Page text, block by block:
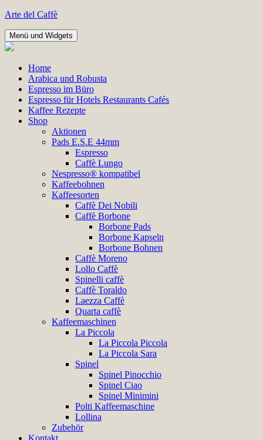
Zum
springen
Arte del Caffè
Menü und Widgets
Home
Arabica und Robusta
Espresso im Büro
Espresso für Hotels Restaurants Cafés
Kaffee Rezepte
Shop
Aktionen
Pads E.S.E 44mm
Espresso
Caffè Lungo
Nespresso® kompatibel
Kaffeebohnen
Kaffeesorten
Caffè Dei Nobili
Caffè Borbone
Borbone Pads
Borbone Kapseln
Borbone Bohnen
Caffè Moreno
Lollo Caffè
Spinelli caffè
Caffè Toraldo
Laezza Caffè
Quarta caffè
Kaffeemaschinen
La Piccola
La Piccola Piccola
La Piccola Sara
Spinel
Spinel Pinocchio
Spinel Ciao
Spinel Minimini
Polti Kaffeemaschine
Lollina
Zubehör
Kontakt